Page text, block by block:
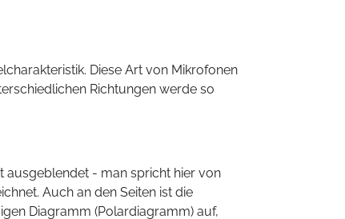
Diese Art von Mikrofonen
Richtungen werde so
ausgeblendet - man spricht hier von
Auch an den Seiten ist die
Diagramm (Polardiagramm) auf,